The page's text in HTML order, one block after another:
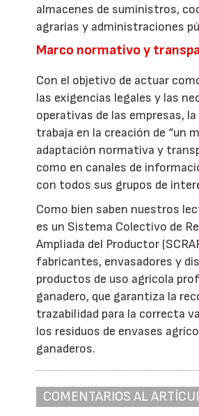
almacenes de suministros,
agrarias y administraciones
Marco normativo y
Con el objetivo de actuar
las exigencias legales y las
operativas de las empresas,
trabaja en la creación de “un
adaptación normativa y
como en canales de
con todos sus grupos de
Como bien saben nuestros
es un Sistema Colectivo de
Ampliada del Productor
fabricantes, envasadores y
productos de uso agrícola
ganadero, que garantiza la
trazabilidad para la correcta
los residuos de envases
ganaderos.
COMENTARIOS AL